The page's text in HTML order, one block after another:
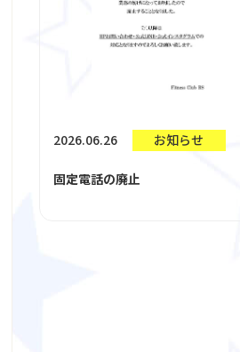
2026.06.26 お知らせ
固定電話の廃止